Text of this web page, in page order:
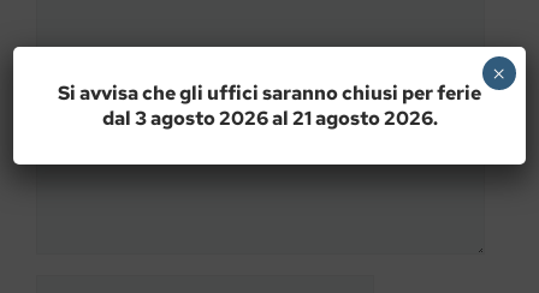
Si avvisa che gli uffici saranno chiusi per ferie
dal 3 agosto 2026 al 21 agosto 2026.
×